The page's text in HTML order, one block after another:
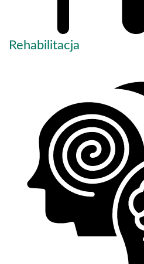
Rehabilitacja